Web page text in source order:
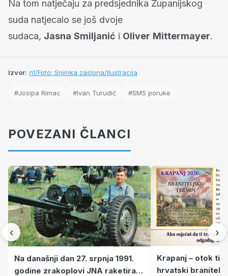
Na tom natječaju za predsjednika Županijskog
suda natjecalo se još dvoje
sudaca, Jasna Smiljanić i Oliver Mittermayer.
Izvor: n1/Foto: Snimka zaslona/Ilustracija
#Josipa Rimac #Ivan Turudić #SMS poruke
POVEZANI ČLANCI
‹
Na današnji dan 27. srpnja 1991.
godine zrakoplovi JNA raketirali
Krapanj – otok
hrvatski branitelji
›